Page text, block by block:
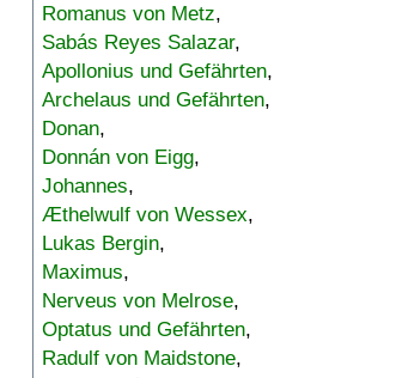
Romanus von Metz,
Sabás Reyes Salazar,
Apollonius und Gefährten,
Archelaus und Gefährten,
Donan,
Donnán von Eigg,
Johannes,
Æthelwulf von Wessex,
Lukas Bergin,
Maximus,
Nerveus von Melrose,
Optatus und Gefährten,
Radulf von Maidstone,